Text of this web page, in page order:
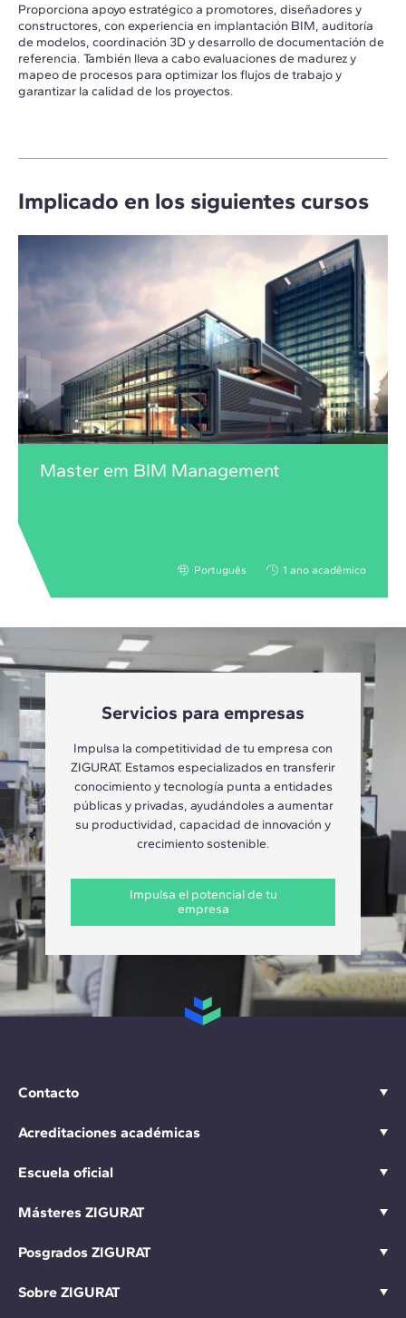
Proporciona apoyo estratégico a promotores, diseñadores y
constructores, con experiencia en implantación BIM, auditoría
de modelos, coordinación 3D y desarrollo de documentación de
referencia. También lleva a cabo evaluaciones de madurez y
mapeo de procesos para optimizar los flujos de trabajo y
garantizar la calidad de los proyectos.
Implicado en los siguientes cursos
Master em BIM Management
Português 1 ano acadêmico
Servicios para empresas
Impulsa la competitividad de tu empresa con
ZIGURAT. Estamos especializados en transferir
conocimiento y tecnología punta a entidades
públicas y privadas, ayudándoles a aumentar
su productividad, capacidad de innovación y
crecimiento sostenible.
Impulsa el potencial de tu
empresa
Contacto
Acreditaciones académicas
Escuela oficial
Másteres ZIGURAT
Posgrados ZIGURAT
Sobre ZIGURAT